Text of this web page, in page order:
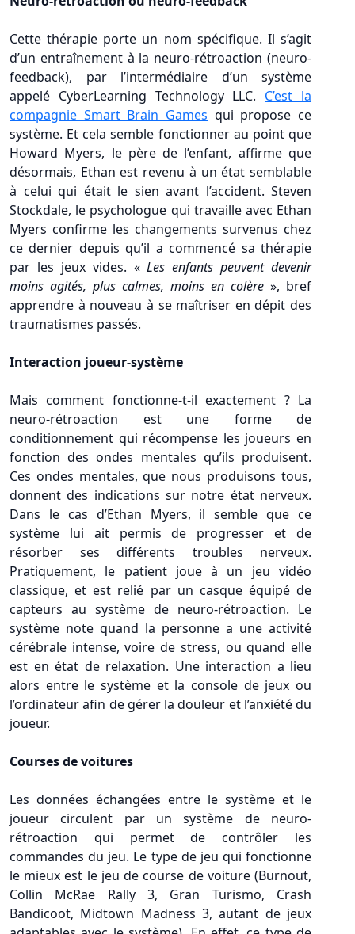
Cette thérapie porte un nom spécifique. Il s’agit
d’un entraînement à la neuro-rétroaction (neuro-
feedback), par l’intermédiaire d’un système
appelé CyberLearning Technology LLC. C’est la
compagnie Smart Brain Games qui propose ce
système. Et cela semble fonctionner au point que
Howard Myers, le père de l’enfant, affirme que
désormais, Ethan est revenu à un état semblable
à celui qui était le sien avant l’accident. Steven
Stockdale, le psychologue qui travaille avec Ethan
Myers confirme les changements survenus chez
ce dernier depuis qu’il a commencé sa thérapie
par les jeux vides. «Les enfants peuvent devenir
moins agités, plus calmes, moins en colère », bref
apprendre à nouveau à se maîtriser en dépit des
traumatismes passés.
Interaction joueur-système
Mais comment fonctionne-t-il exactement ? La
neuro-rétroaction est une forme de
conditionnement qui récompense les joueurs en
fonction des ondes mentales qu’ils produisent.
Ces ondes mentales, que nous produisons tous,
donnent des indications sur notre état nerveux.
Dans le cas d’Ethan Myers, il semble que ce
système lui ait permis de progresser et de
résorber ses différents troubles nerveux.
Pratiquement, le patient joue à un jeu vidéo
classique, et est relié par un casque équipé de
capteurs au système de neuro-rétroaction. Le
système note quand la personne a une activité
cérébrale intense, voire de stress, ou quand elle
est en état de relaxation. Une interaction a lieu
alors entre le système et la console de jeux ou
l’ordinateur afin de gérer la douleur et l’anxiété du
joueur.
Courses de voitures
Les données échangées entre le système et le
joueur circulent par un système de neuro-
rétroaction qui permet de contrôler les
commandes du jeu. Le type de jeu qui fonctionne
le mieux est le jeu de course de voiture (Burnout,
Collin McRae Rally 3, Gran Turismo, Crash
Bandicoot, Midtown Madness 3, autant de jeux